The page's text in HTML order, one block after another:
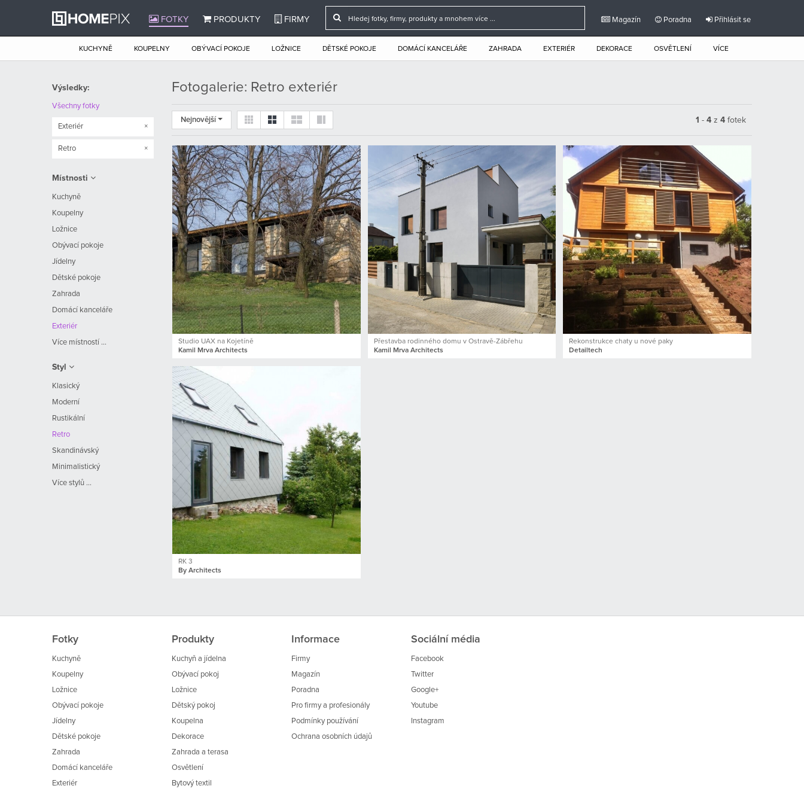
FOTKY PRODUKTY FIRMY Magazín Poradna Přihlásit se
KUCHYNĚ KOUPELNY OBÝVACÍ POKOJE LOŽNICE DĚTSKÉ POKOJE DOMÁCÍ KANCELÁŘE ZAHRADA EXTERIÉR DEKORACE OSVĚTLENÍ VÍCE
Výsledky:
Všechny fotky
Exteriér ×
Retro ×
Místnosti
Kuchyně
Koupelny
Ložnice
Obývací pokoje
Jídelny
Dětské pokoje
Zahrada
Domácí kanceláře
Exteriér
Více místností ...
Styl
Klasický
Moderní
Rustikální
Retro
Skandinávský
Minimalistický
Více stylů ...
Fotogalerie: Retro exteriér
Nejnovější 1 - 4 z 4 fotek
Studio UAX na Kojetíně
Kamil Mrva Architects
Přestavba rodinného domu v Ostravě-Zábřehu
Kamil Mrva Architects
Rekonstrukce chaty u nové paky
Detailtech
RK 3
By Architects
Fotky
Kuchyně
Koupelny
Ložnice
Obývací pokoje
Jídelny
Dětské pokoje
Zahrada
Domácí kanceláře
Exteriér
Produkty
Kuchyň a jídelna
Obývací pokoj
Ložnice
Dětský pokoj
Koupelna
Dekorace
Zahrada a terasa
Osvětlení
Bytový textil
Informace
Firmy
Magazín
Poradna
Pro firmy a profesionály
Podmínky používání
Ochrana osobních údajů
Sociální média
Facebook
Twitter
Google+
Youtube
Instagram